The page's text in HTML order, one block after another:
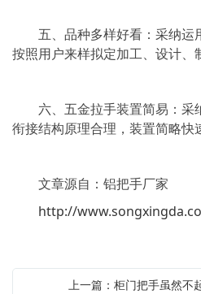
五、品种多样好看：采纳运
按照用户来样拟定加工、设计、
六、五金拉手装置简易：采
衔接结构原理合理，装置简略快
文章源自：铝把手厂家
http://
上一篇：柜门把手虽然不